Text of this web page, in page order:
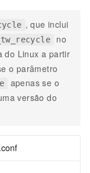
, que inclui
no
do Linux a partir
o parâmetro
apenas se o
versão do